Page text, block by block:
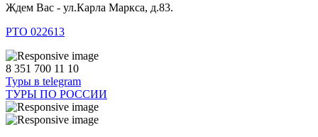
Ждем Вас - ул.Карла Маркса, д.83.
РТО 022613
8 351 700 11 10
Туры в telegram
ТУРЫ ПО РОССИИ